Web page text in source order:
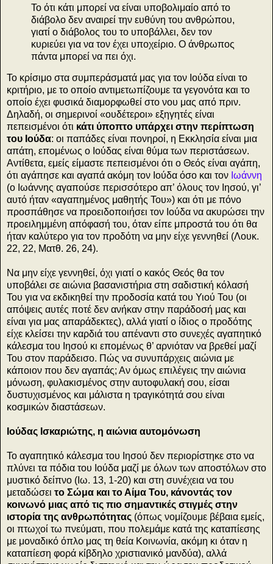
Το ότι κάτι μπορεί να είναι υποβολιμαίο από το
διάβολο δεν αναιρεί την ευθύνη του ανθρώπου,
γιατί ο διάβολος του το υποβάλλει, δεν τον
κυριεύει για να τον έχει υποχείριο. Ο άνθρωπος
πάντα μπορεί να πει όχι.
Το κρίσιμο στα συμπεράσματά μας για τον Ιούδα είναι το
κριτήριο, με το οποίο αντιμετωπίζουμε τα γεγονότα και το
οποίο έχει φυσικά διαμορφωθεί στο νου μας από πριν.
Δηλαδή, οι σημερινοί «ουδέτεροι» εξηγητές είναι
πεπεισμένοι ότι κάτι ύποπτο υπάρχει στην περίπτωση
του Ιούδα: οι παπάδες είναι πονηροί, η Εκκλησία είναι μια
απάτη, επομένως ο Ιούδας είναι θύμα των περιστάσεων.
Αντίθετα, εμείς είμαστε πεπεισμένοι ότι ο Θεός είναι αγάπη,
ότι αγάπησε και αγαπά ακόμη τον Ιούδα όσο και τον Ιωάννη
(ο Ιωάννης αγαπούσε περισσότερο απ’ όλους τον Ιησού, γι’
αυτό ήταν «αγαπημένος μαθητής Του») και ότι με πόνο
προσπάθησε να προειδοποιήσει τον Ιούδα να ακυρώσει την
προειλημμένη απόφασή του, όταν είπε μπροστά του ότι θα
ήταν καλύτερο για τον προδότη να μην είχε γεννηθεί (Λουκ.
22, 22, Ματθ. 26, 24).
Να μην είχε γεννηθεί, όχι γιατί ο κακός Θεός θα τον
υποβάλει σε αιώνια βασανιστήρια στη σαδιστική κόλασή
Του για να εκδικηθεί την προδοσία κατά του Υιού Του (οι
απόψεις αυτές ποτέ δεν ανήκαν στην παράδοσή μας και
είναι για μας απαράδεκτες), αλλά γιατί ο ίδιος ο προδότης
είχε κλείσει την καρδιά του απέναντι στο συνεχές αγαπητικό
κάλεσμα του Ιησού κι επομένως θ’ αρνιόταν να βρεθεί μαζί
Του στον παράδεισο. Πώς να συνυπάρχεις αιώνια με
κάποιον που δεν αγαπάς; Αν όμως επιλέγεις την αιώνια
μόνωση, φυλακισμένος στην αυτοφυλακή σου, είσαι
δυστυχισμένος και μάλιστα η τραγικότητά σου είναι
κοσμικών διαστάσεων.
Ιούδας Ισκαριώτης, η αιώνια αυτομόνωση
Το αγαπητικό κάλεσμα του Ιησού δεν περιορίστηκε στο να
πλύνει τα πόδια του Ιούδα μαζί με όλων των αποστόλων στο
μυστικό δείπνο (Ιω. 13, 1-20) και στη συνέχεια να του
μεταδώσει το Σώμα και το Αίμα Του, κάνοντάς τον
κοινωνό μιας από τις πιο σημαντικές στιγμές στην
ιστορία της ανθρωπότητας (όπως νομίζουμε βέβαια εμείς,
οι πτωχοί τω πνεύματι, που πολεμάμε κατά της καταπίεσης
με μοναδικό όπλο μας τη θεία Κοινωνία, ακόμη κι όταν η
καταπίεση φορά κίβδηλο χριστιανικό μανδύα), αλλά